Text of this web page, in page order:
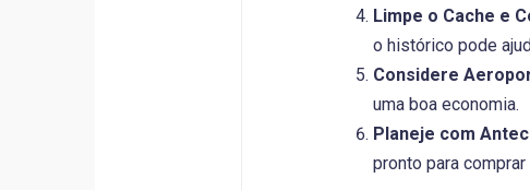
Limpe o Cache e
o histórico pode
Considere
uma boa economia.
Planeje com
pronto para